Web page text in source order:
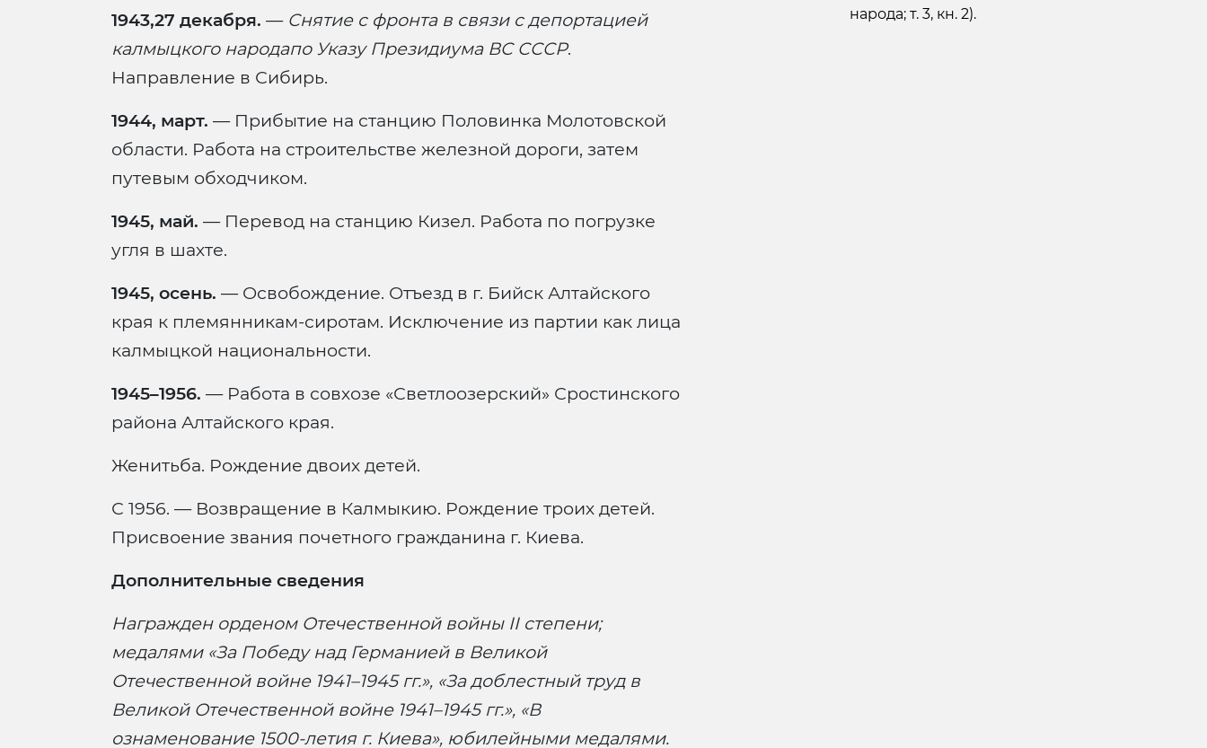
1943,27 декабря. — Снятие с фронта в связи с депортацией
калмыцкого народапо Указу Президиума ВС СССР.
Направление в Сибирь.
1944, март. — Прибытие на станцию Половинка Молотовской
области. Работа на строительстве железной дороги, затем
путевым обходчиком.
1945, май. — Перевод на станцию Кизел. Работа по погрузке
угля в шахте.
1945, осень. — Освобождение. Отъезд в г. Бийск Алтайского
края к племянникам-сиротам. Исключение из партии как лица
калмыцкой национальности.
1945–1956. — Работа в совхозе «Светлоозерский» Сростинского
района Алтайского края.
Женитьба. Рождение двоих детей.
С 1956. — Возвращение в Калмыкию. Рождение троих детей.
Присвоение звания почетного гражданина г. Киева.
Дополнительные сведения
Награжден орденом Отечественной войны II степени;
медалями «За Победу над Германией в Великой
Отечественной войне 1941–1945 гг.», «За доблестный труд в
Великой Отечественной войне 1941–1945 гг.», «В
ознаменование 1500-летия г. Киева», юбилейными медалями.
народа; т. 3, кн. 2).